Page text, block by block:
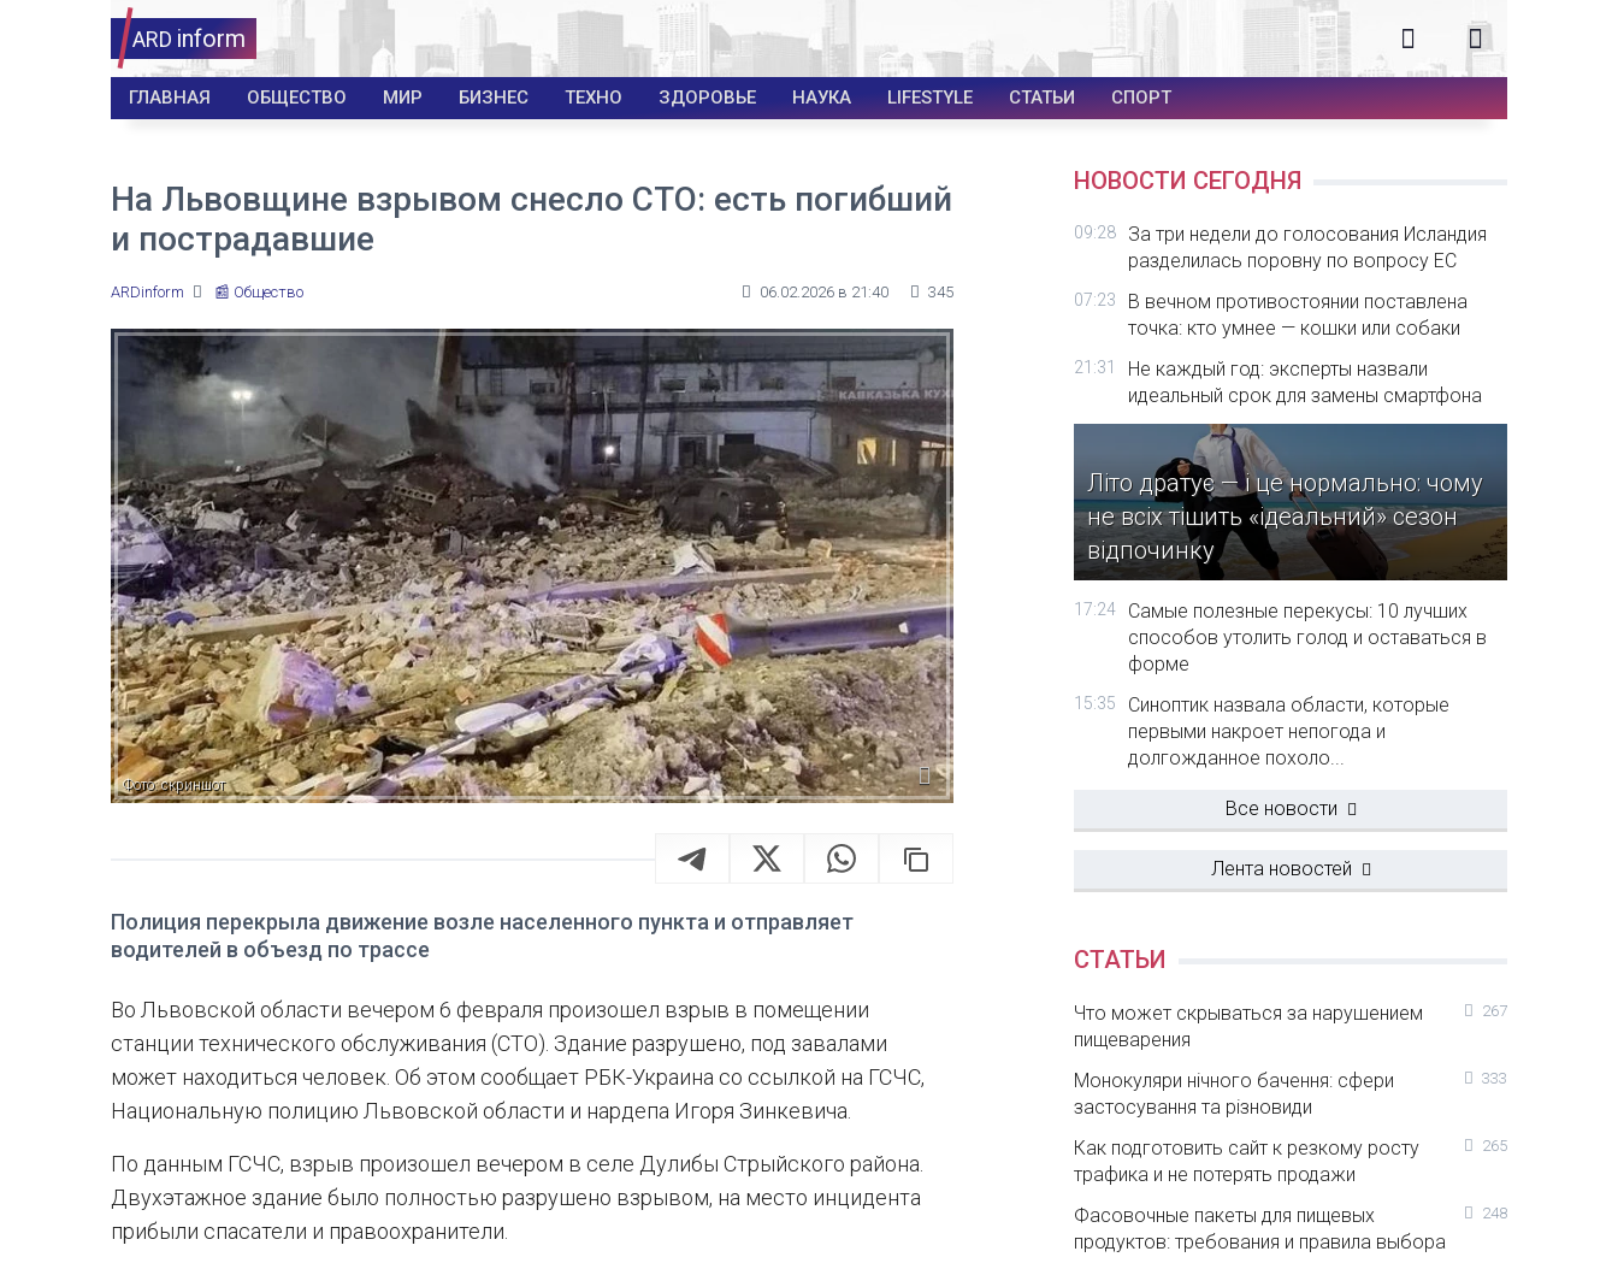
ARD inform
ГЛАВНАЯ ОБЩЕСТВО МИР БИЗНЕС ТЕХНО ЗДОРОВЬЕ НАУКА LIFESTYLE СТАТЬИ СПОРТ
На Львовщине взрывом снесло СТО: есть погибший
и пострадавшие
ARDinform 📰 Общество 06.02.2026 в 21:40 345
Фото: скриншот
Полиция перекрыла движение возле населенного пункта и отправляет
водителей в объезд по трассе
Во Львовской области вечером 6 февраля произошел взрыв в помещении
станции технического обслуживания (СТО). Здание разрушено, под завалами
может находиться человек. Об этом сообщает РБК-Украина со ссылкой на ГСЧС,
Национальную полицию Львовской области и нардепа Игоря Зинкевича.
По данным ГСЧС, взрыв произошел вечером в селе Дулибы Стрыйского района.
Двухэтажное здание было полностью разрушено взрывом, на место инцидента
прибыли спасатели и правоохранители.
НОВОСТИ СЕГОДНЯ
09:28
За три недели до голосования Исландия
разделилась поровну по вопросу ЕС
07:23
В вечном противостоянии поставлена
точка: кто умнее — кошки или собаки
21:31
Не каждый год: эксперты назвали
идеальный срок для замены смартфона
Літо дратує — і це нормально: чому
не всіх тішить «ідеальний» сезон
відпочинку
17:24
Самые полезные перекусы: 10 лучших
способов утолить голод и оставаться в
форме
15:35
Синоптик назвала области, которые
первыми накроет непогода и
долгожданное похоло...
Все новости
Лента новостей
СТАТЬИ
Что может скрываться за нарушением
пищеварения
267
Монокуляри нічного бачення: сфери
застосування та різновиди
333
Как подготовить сайт к резкому росту
трафика и не потерять продажи
265
Фасовочные пакеты для пищевых
продуктов: требования и правила выбора
248